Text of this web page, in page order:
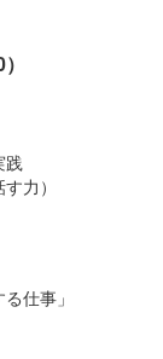
践
力）
仕事」